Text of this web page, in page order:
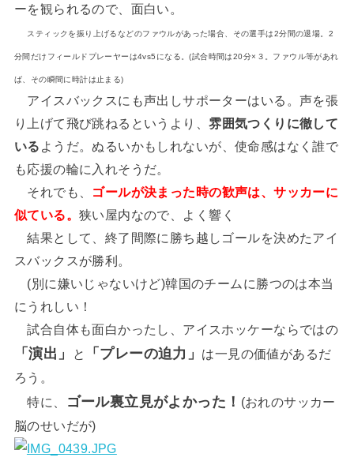
ーを観られるので、面白い。
スティックを振り上げるなどのファウルがあった場合、その選手は2分間の退場。2
分間だけフィールドプレーヤーは4vs5になる。(試合時間は20分×３。ファウル等があれ
ば、その瞬間に時計は止まる)
アイスバックスにも声出しサポーターはいる。声を張
り上げて飛び跳ねるというより、雰囲気つくりに徹して
いる ようだ。ぬるいかもしれないが、使命感はなく誰で
も応援の輪に入れそうだ。
それでも、 ゴールが決まった時の歓声は、サッカーに
似ている。 狭い屋内なので、よく響く
結果として、終了間際に勝ち越しゴールを決めたアイ
スバックスが勝利。
(別に嫌いじゃないけど)韓国のチームに勝つのは本当
にうれしい！
試合自体も面白かったし、アイスホッケーならではの
「演出」 と 「プレーの迫力」 は一見の価値があるだ
ろう。
特に、
ゴール裏立見がよかった！ (おれのサッカー
脳のせいだが)